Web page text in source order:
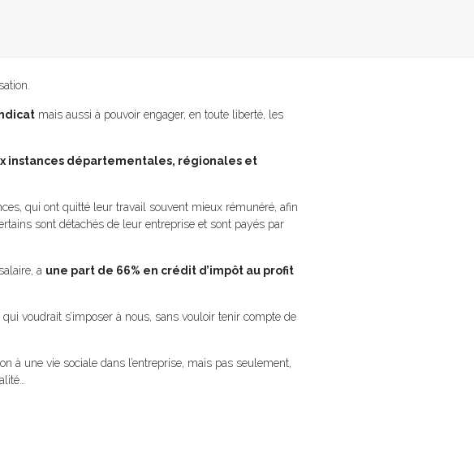
mais aussi à pouvoir engager, en toute liberté, les
instances départementales, régionales et
qui ont quitté leur travail souvent mieux rémunéré, afin
sont détachés de leur entreprise et sont payés par
a une part de 66% en crédit d’impôt au profit
qui voudrait s’imposer à nous, sans vouloir tenir compte de
à une vie sociale dans l’entreprise, mais pas seulement,